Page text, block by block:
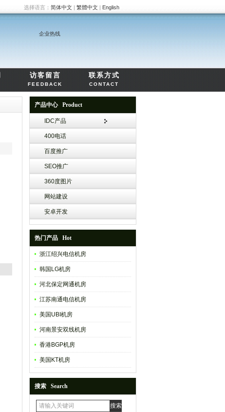
选择语言： 简体中文| 繁體中文| English
企业热线
访客留言
FEEDBACK
联系方式
CONTACT
产品中心 Product
IDC产品
400电话
百度推广
SEO推广
360度图片
网站建设
安卓开发
热门产品 Hot
浙江绍兴电信机房
韩国LG机房
河北保定网通机房
江苏南通电信机房
美国UBI机房
河南景安双线机房
香港BGP机房
美国KT机房
搜索 Search